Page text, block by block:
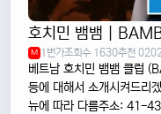
호치민 뱀뱀 |
M 1번가조회수 1630추천 0
베트남 호치민 뱀뱀 클럽
등에 대해서 소개시켜드리
뉴에 따라 다름주소: 41-